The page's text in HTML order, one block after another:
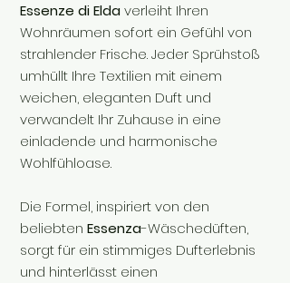
Essenze di Eldaverleiht Ihren
Wohnräumen sofort ein Gefühl von
strahlender Frische. Jeder Sprühstoß
umhüllt Ihre Textilien mit einem
weichen, eleganten Duft und
verwandelt Ihr Zuhause in eine
einladende und harmonische
Wohlfühloase.
Die Formel, inspiriert von den
beliebten Essenza-Wäschedüften,
sorgt für ein stimmiges Dufterlebnis
und hinterlässt einen